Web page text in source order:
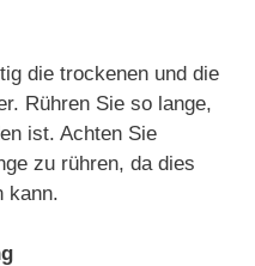
die trockenen und die
Rühren Sie so lange,
ist. Achten Sie
zu rühren, da dies
kann.